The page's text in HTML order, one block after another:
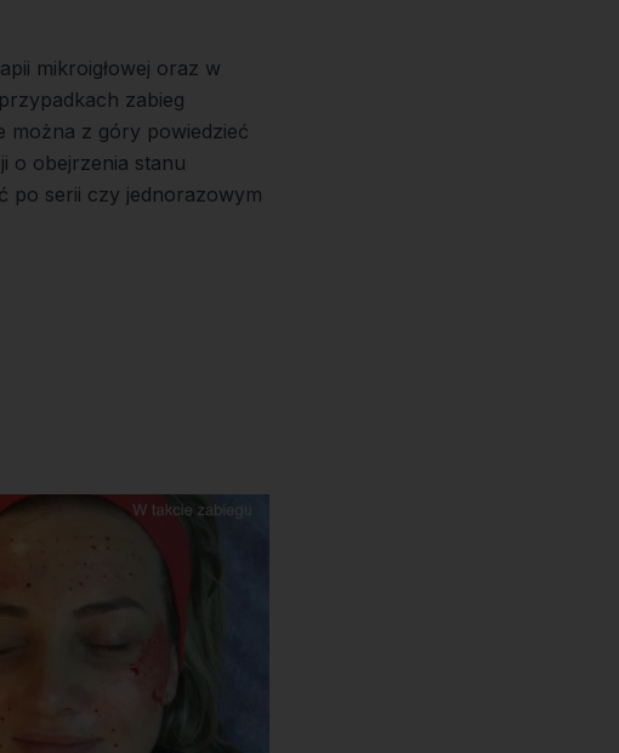
mikroigłowej oraz w
zabieg
można z góry powiedzieć
o obejrzenia stanu
po serii czy jednorazowym